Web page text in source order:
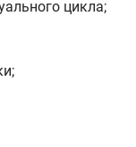
цикла;